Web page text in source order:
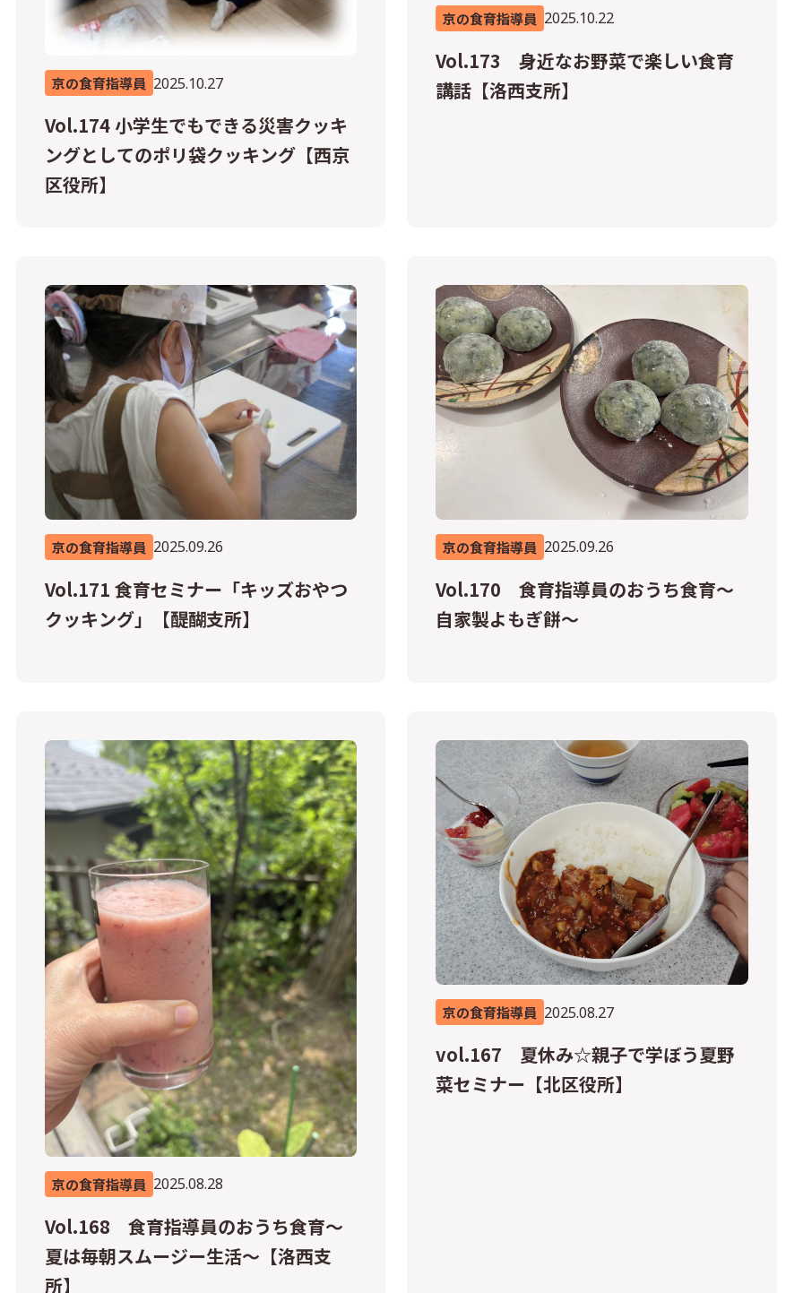
京の食育指導員 2025.10.27
Vol.174 小学生でもできる災害クッキ
ングとしてのポリ袋クッキング【西京
区役所】
京の食育指導員 2025.10.22
Vol.173 身近なお野菜で楽しい食育
講話【洛西支所】
京の食育指導員 2025.09.26
Vol.171 食育セミナー「キッズおやつ
クッキング」【醍醐支所】
京の食育指導員 2025.09.26
Vol.170 食育指導員のおうち食育～
自家製よもぎ餅～
京の食育指導員 2025.08.28
Vol.168 食育指導員のおうち食育～
夏は毎朝スムージー生活～【洛西支
所】
京の食育指導員 2025.08.27
vol.167 夏休み☆親子で学ぼう夏野
菜セミナー【北区役所】